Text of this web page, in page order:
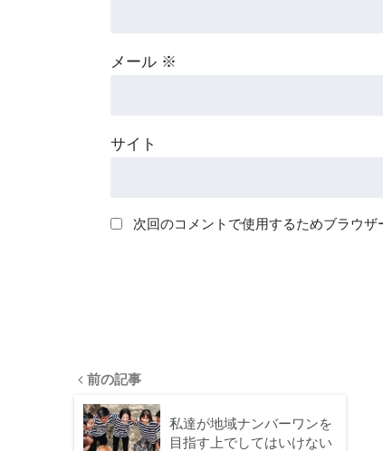
メール ※
サイト
次回のコメントで使用するためブラウ
前の記事
私達が地域ナンバーワンを
目指す上でしてはいけない